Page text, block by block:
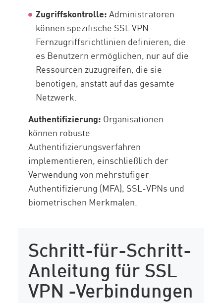
Zugriffskontrolle:Administratoren
können spezifische SSL VPN
Fernzugriffsrichtlinien definieren, die
es Benutzern ermöglichen, nur auf die
Ressourcen zuzugreifen, die sie
benötigen, anstatt auf das gesamte
Netzwerk.
Authentifizierung: Organisationen
können robuste
Authentifizierungsverfahren
implementieren, einschließlich der
Verwendung von mehrstufiger
Authentifizierung (MFA), SSL-VPNs und
biometrischen Merkmalen.
Schritt-für-Schritt-
Anleitung für SSL
VPN -Verbindungen